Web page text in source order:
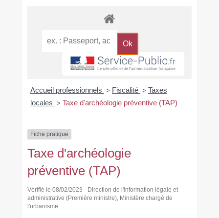
Accueil professionnels > Fiscalité > Taxes
locales > Taxe d'archéologie préventive (TAP)
Fiche pratique
Taxe d'archéologie
préventive (TAP)
Vérifié le 08/02/2023 - Direction de l'information légale et
administrative (Première ministre), Ministère chargé de
l'urbanisme